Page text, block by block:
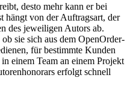
desto mehr kann er bei
hängt von der Auftragsart, der
des jeweiligen Autors ab.
sie sich aus dem OpenOrder-
für bestimmte Kunden
einem Team an einem Projekt
erfolgt schnell